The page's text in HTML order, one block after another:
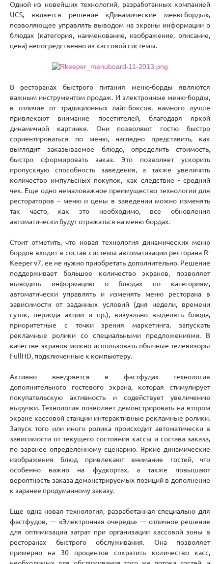
Одной из новейших технологий, разработанных компанией
UCS, является решение «Динамические меню-борды»,
позволяющее управлять выводом на экраны информации о
блюдах (категория, наименование, изображение, описание,
цена) непосредственно из кассовой системы.
В ресторанах быстрого питания меню-борды являются
важным инструментом продаж. И электронные меню-борды,
в отличие от традиционных лайт-боксов, намного лучше
привлекают внимание посетителей, благодаря яркой
динамичной картинке. Они позволяют гостю быстро
сориентироваться по меню, наглядно представить, как
выглядит заказываемое блюдо, определить стоимость,
быстро сформировать заказ. Это позволяет ускорить
пропускную способность заведения, а также увеличить
количество импульсных покупок, как следствие - средний
чек. Еще одно немаловажное преимущество технологии для
рестораторов – меню и цены в заведении можно изменять
так часто, как это необходимо, все обновления
автоматически будут отражаться на меню-бордах.
Стоит отметить, что новая технология динамических меню
бордов входит в состав системы автоматизации ресторана R-
Keeper v7, ее не нужно приобретать дополнительно. Решение
поддерживает большое количество экранов, позволяет
выводить информацию о блюдах по категориям,
автоматически управлять и изменять меню ресторана в
зависимости от заданных условий (дня недели, времени
суток, периода акции и пр.), визуально выделять блюда,
приоритетные с точки зрения маркетинга, запускать
рекламные ролики со специальными предложениями. В
качестве экранов можно использовать обычные телевизоры
FullHD, подключенные к компьютеру.
Активно внедряется в фастфудах технология
дополнительного гостевого экрана, которая стимулирует
покупательскую активность и содействует увеличению
выручки. Технология позволяет демонстрировать на втором
экране кассовой станции интерактивные рекламные ролики.
Запуск того или иного ролика происходит автоматически в
зависимости от текущего состояния кассы и состава заказа,
по заранее определенному сценарию. Яркие динамические
изображения блюд привлекают внимание гостей, что
особенно важно на фудкортах, а также повышают
вероятность заказа демонстрируемых позиций в дополнение
к заранее продуманному заказу.
Еще одна новая технология, разработанная специально для
фастфудов, — «Электронная очередь» — отличное решение
для оптимизации затрат при организации кассовой зоны в
ресторанах быстрого обслуживания. Она позволяет
примерно на 30 процентов сократить количество касс,